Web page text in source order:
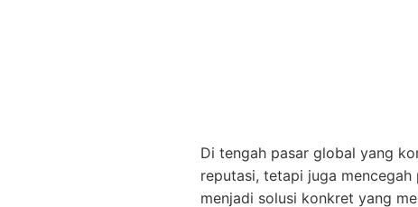
Di tengah pasar global yang
reputasi, tetapi juga
menjadi solusi konkret yang